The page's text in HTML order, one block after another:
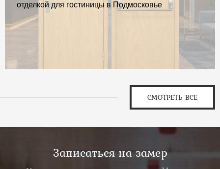
отделкой для гостиницы в Подмосковье
СМОТРЕТЬ ВСЕ
Записаться на замер